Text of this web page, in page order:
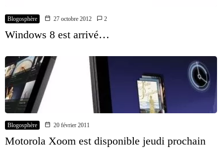
Blogosphère 27 octobre 2012 2
Windows 8 est arrivé…
Blogosphère 20 février 2011
Motorola Xoom est disponible jeudi prochain